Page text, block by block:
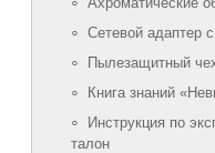
Сетевой адаптер
Пылезащитный
Книга знаний
Инструкция по
талон